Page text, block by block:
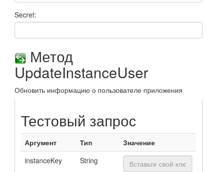
Secret:
Метод
UpdateInstanceUser
Обновить информацию о пользователе приложения
Тестовый запрос
Аргумент Тип
Значение
instanceKey
String